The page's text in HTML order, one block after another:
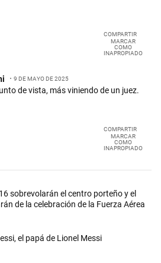
COMPARTIR
MARCAR
COMO
INAPROPIADO
9 DE MAYO DE 2025
de vista, más viniendo de un juez.
COMPARTIR
MARCAR
COMO
INAPROPIADO
con más comentarios en los
el título "Los aviones F 16 sobrevolarán
sobrevolarán el centro porteño y el
de la celebración de la Fuerza Aérea
el título "Murió Jorge Messi, el papá de
el papá de Lionel Messi